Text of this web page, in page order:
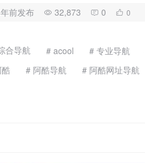
前发布 32,873 0 0
合导航 # acool # 专业导航
# 阿酷导航 # 阿酷网址导航